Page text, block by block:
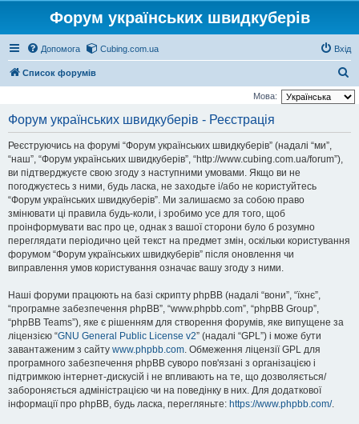
Форум українських швидкуберів
Допомога Cubing.com.ua Вхід
Список форумів
о
Мова:
Форум українських швидкуберів - Реєстрація
Реєструючись на форумі “Форум українських швидкуберів” (надалі “ми”,
“наш”, “Форум українських швидкуберів”, “http://www.cubing.com.ua/forum”),
ви підтверджуєте свою згоду з наступними умовами. Якщо ви не
погоджуєтесь з ними, будь ласка, не заходьте і/або не користуйтесь
“Форум українських швидкуберів”. Ми залишаємо за собою право
змінювати ці правила будь-коли, і зробимо усе для того, щоб
проінформувати вас про це, однак з вашої сторони було б розумно
переглядати періодично цей текст на предмет змін, оскільки користування
форумом “Форум українських швидкуберів” після оновлення чи
виправлення умов користування означає вашу згоду з ними.
Наші форуми працюють на базі скрипту phpBB (надалі “вони”, “їхнє”,
“програмне забезпечення phpBB”, “www.phpbb.com”, “phpBB Group”,
“phpBB Teams”), яке є рішенням для створення форумів, яке випущене за
ліцензією “GNU General Public License v2” (надалі “GPL”) і може бути
завантаженим з сайту www.phpbb.com. Обмеження ліцензії GPL для
програмного забезпечення phpBB суворо пов'язані з організацією і
підтримкою інтернет-дискусій і не впливають на те, що дозволяється/
забороняється адміністрацією чи на поведінку в них. Для додаткової
інформації про phpBB, будь ласка, перегляньте: https://www.phpbb.com/.